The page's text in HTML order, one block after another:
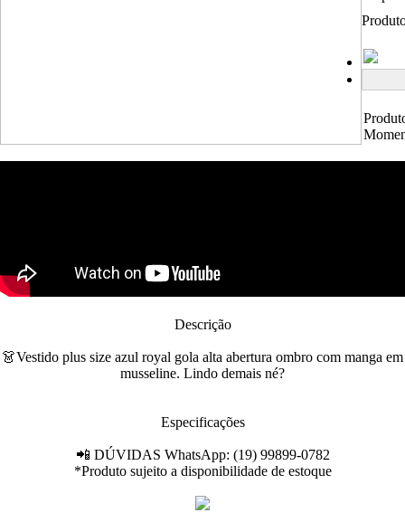
Descrição
👗Vestido plus size azul royal gola alta abertura ombro com manga em
musseline. Lindo demais né?
Especificações
📲 DÚVIDAS WhatsApp: (19) 99899-0782
*Produto sujeito a disponibilidade de estoque